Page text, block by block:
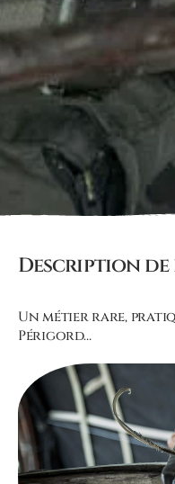
Description
Un métier rare,
Périgord…